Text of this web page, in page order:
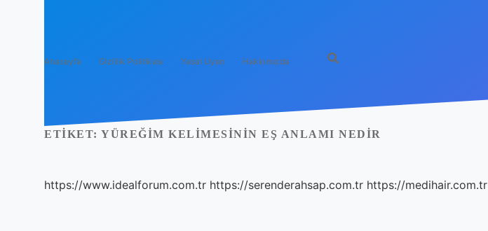
Anasayfa Gizlilik Politikası Yasal Uyarı Hakkımızda
ETIKET: YÜREĞIM KELIMESININ EŞ ANLAMI NEDIR
https://www.idealforum.com.tr https://serenderahsap.com.tr https://medihair.com.tr